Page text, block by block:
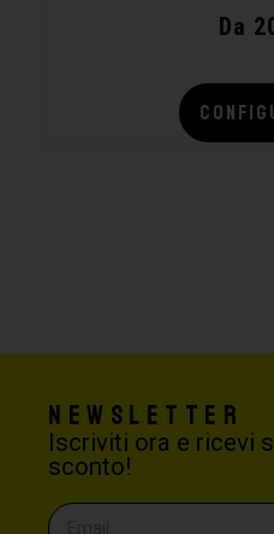
Da
Newsletter
Iscriviti ora e ricevi
sconto!